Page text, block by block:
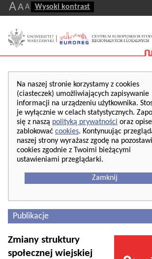
AA A Wysoki kontrast
Na naszej stronie korzystamy z cookies
(ciasteczek) umożliwiających zapisywanie
informacji na urządzeniu użytkownika.
je wyłącznie w celach statystycznych.
się z naszą polityką prywatności oraz
zablokować cookies. Kontynuując
naszej strony wyrażasz zgodę na
cookies zgodnie z Twoimi bieżącymi
ustawieniami przeglądarki.
Zamknij
Publikacje
Zmiany struktury
społecznej wiejskiej